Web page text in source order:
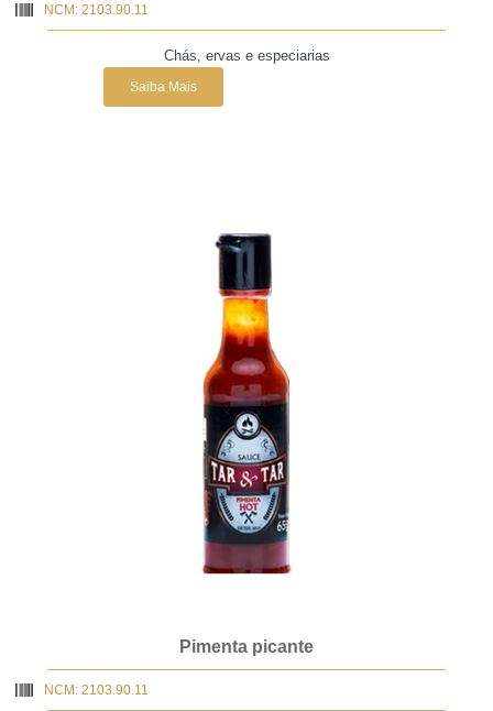
NCM: 2103.90.11
Chás, ervas e especiarias
Saiba Mais
Pimenta picante
NCM: 2103.90.11